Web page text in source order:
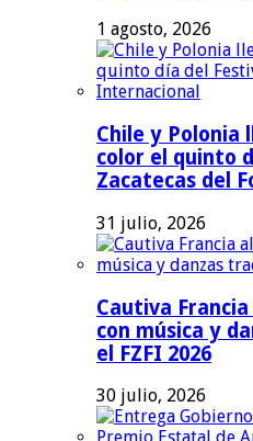
1 agosto, 2026
Chile y Polonia
color el quinto
Zacatecas del
31 julio, 2026
Cautiva
con música y
el FZFI 2026
30 julio, 2026